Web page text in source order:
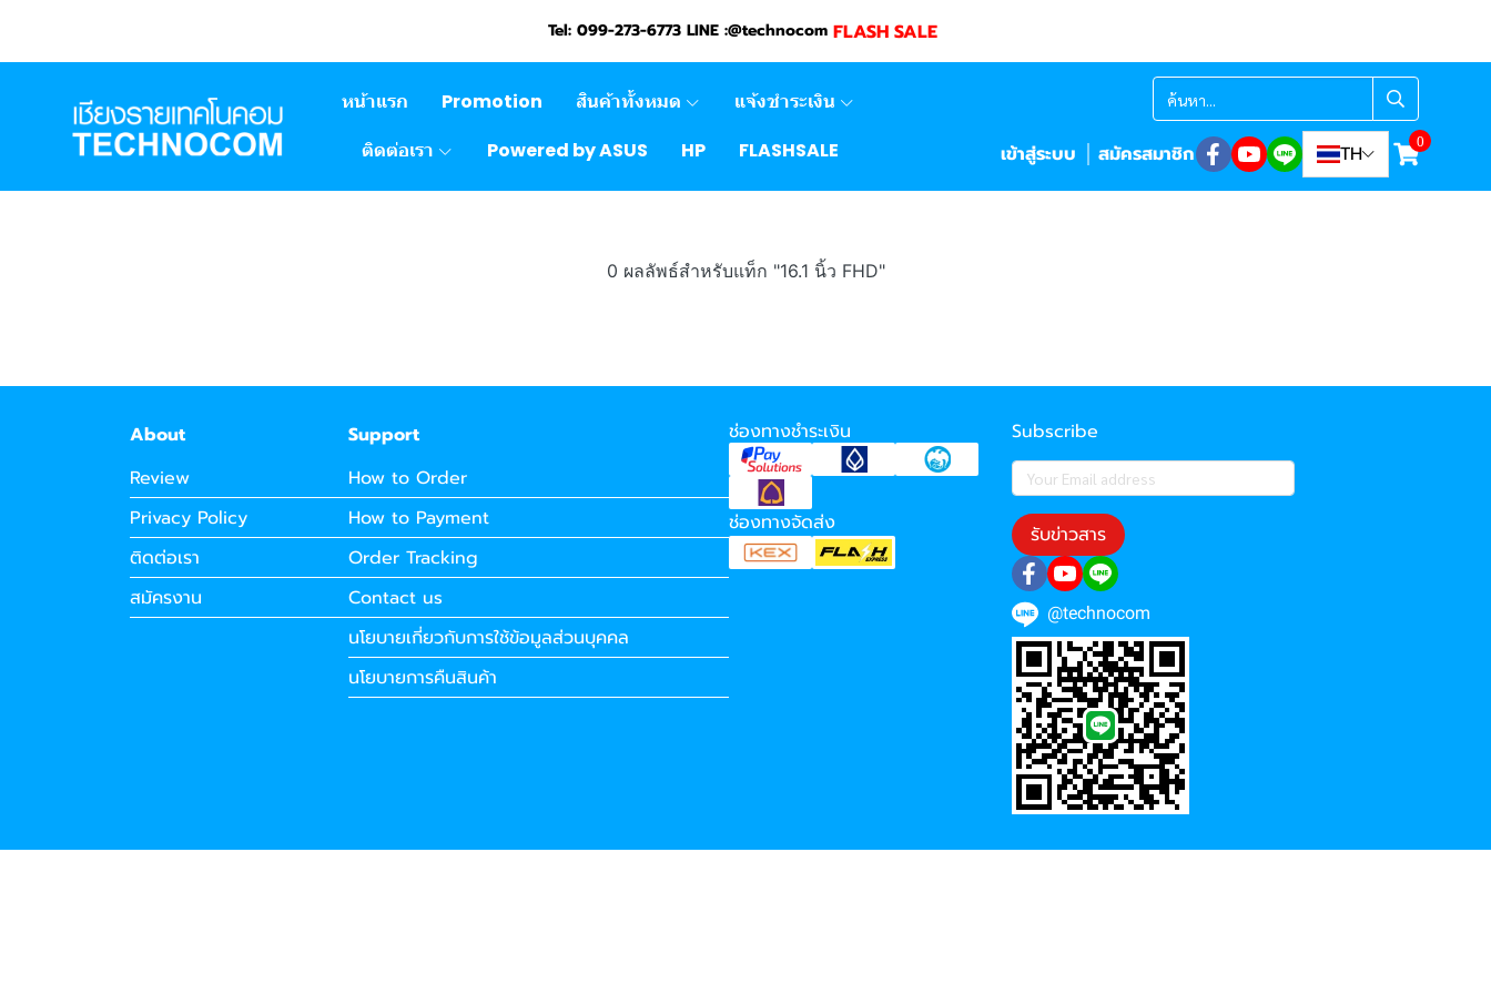
Tel: 099-273-6773 LINE :@technocom FLASH SALE
หน้าแรก Promotion สินค้าทั้งหมด
แจ้งชำระเงิน
ติดต่อเรา
Powered by ASUS HP FLASHSALE เข้าสู่ระบบ สมัครสมาชิก TH 0
0 ผลลัพธ์สำหรับแท็ก "16.1 นิ้ว FHD"
About
Review
Privacy Policy
ติดต่อเรา
สมัครงาน
Support
How to Order
How to Payment
Order Tracking
Contact us
นโยบายเกี่ยวกับการใช้ข้อมูลส่วนบุคคล
นโยบายการคืนสินค้า
ช่องทางชำระเงิน
ช่องทางจัดส่ง
Subscribe
รับข่าวสาร
@technocom